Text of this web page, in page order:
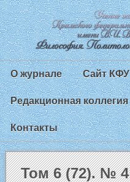
О журнале Сайт КФУ
Редакционная коллегия
Контакты
Том 6 (72). № 4